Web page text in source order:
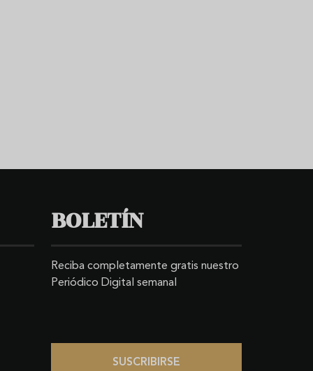
BOLETÍN
Reciba completamente gratis nuestro
Periódico Digital semanal
SUSCRIBIRSE